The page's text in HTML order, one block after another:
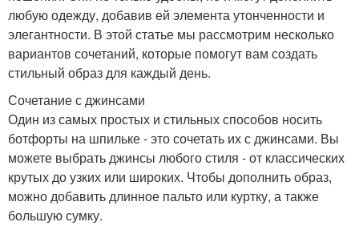
любую одежду, добавив ей элемента утонченности и
элегантности. В этой статье мы рассмотрим несколько
вариантов сочетаний, которые помогут вам создать
стильный образ для каждый день.
Сочетание с джинсами
Один из самых простых и стильных способов носить
ботфорты на шпильке - это сочетать их с джинсами. Вы
можете выбрать джинсы любого стиля - от классических
крутых до узких или широких. Чтобы дополнить образ,
можно добавить длинное пальто или куртку, а также
большую сумку.